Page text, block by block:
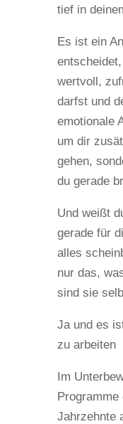
tief in
Es ist ein
wertvoll,
darfst und
emotionale
um dir
gehen,
du gerade
Und weißt
gerade für
alles
nur das,
sind sie
Ja und es
zu arbeiten
Im
Jahrzehnte